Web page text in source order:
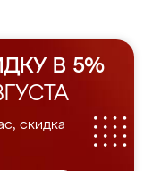
В 5%
скидка